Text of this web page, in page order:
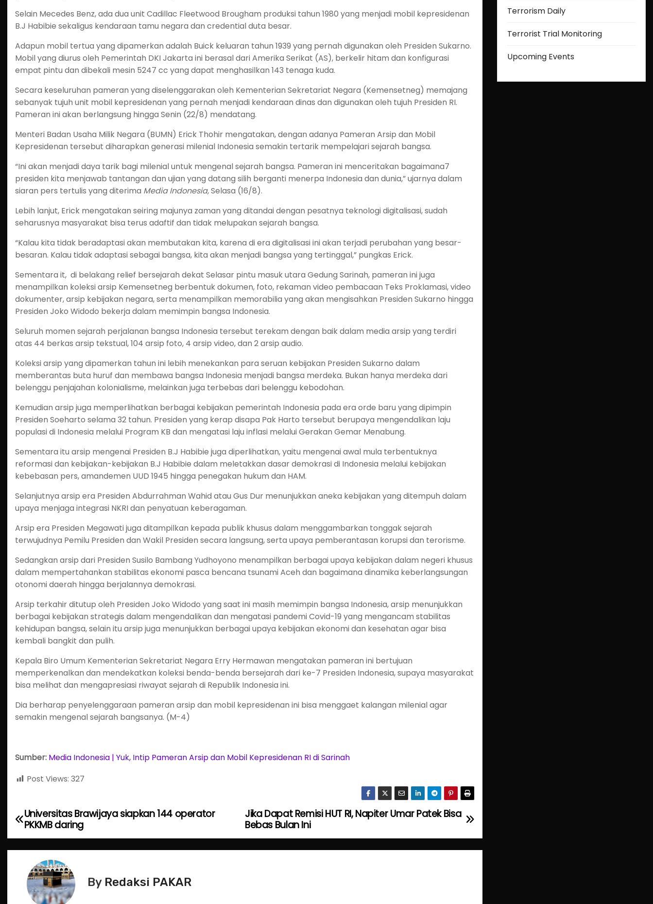
Selain Mecedes Benz, ada dua unit Cadillac Fleetwood Brougham produksi tahun 1980 yang menjadi mobil kepresidenan
B.J Habibie sekaligus kendaraan tamu negara dan credential duta besar.
Adapun mobil tertua yang dipamerkan adalah Buick keluaran tahun 1939 yang pernah digunakan oleh Presiden Sukarno.
Mobil yang diurus oleh Pemerintah DKI Jakarta ini berasal dari Amerika Serikat (AS), berkelir hitam dan konfigurasi
empat pintu dan dibekali mesin 5247 cc yang dapat menghasilkan 143 tenaga kuda.
Secara keseluruhan pameran yang diselenggarakan oleh Kementerian Sekretariat Negara (Kemensetneg) memajang
sebanyak tujuh unit mobil kepresidenan yang pernah menjadi kendaraan dinas dan digunakan oleh tujuh Presiden RI.
Pameran ini akan berlangsung hingga Senin (22/8) mendatang.
Menteri Badan Usaha Milik Negara (BUMN) Erick Thohir mengatakan, dengan adanya Pameran Arsip dan Mobil
Kepresidenan tersebut diharapkan generasi milenial Indonesia semakin tertarik mempelajari sejarah bangsa.
“Ini akan menjadi daya tarik bagi milenial untuk mengenal sejarah bangsa. Pameran ini menceritakan bagaimana7
presiden kita menjawab tantangan dan ujian yang datang silih berganti menerpa Indonesia dan dunia,” ujarnya dalam
siaran pers tertulis yang diterima Media Indonesia,Selasa (16/8).
Lebih lanjut, Erick mengatakan seiring majunya zaman yang ditandai dengan pesatnya teknologi digitalisasi, sudah
seharusnya masyarakat bisa terus adaftif dan tidak melupakan sejarah bangsa.
“Kalau kita tidak beradaptasi akan membutakan kita, karena di era digitalisasi ini akan terjadi perubahan yang besar-
besaran. Kalau tidak adaptasi sebagai bangsa, kita akan menjadi bangsa yang tertinggal,” pungkas Erick.
Sementara it, di belakang relief bersejarah dekat Selasar pintu masuk utara Gedung Sarinah, pameran ini juga
menampilkan koleksi arsip Kemensetneg berbentuk dokumen, foto, rekaman video pembacaan Teks Proklamasi, video
dokumenter, arsip kebijakan negara, serta menampilkan memorabilia yang akan mengisahkan Presiden Sukarno hingga
Presiden Joko Widodo bekerja dalam memimpin bangsa Indonesia.
Seluruh momen sejarah perjalanan bangsa Indonesia tersebut terekam dengan baik dalam media arsip yang terdiri
atas 44 berkas arsip tekstual, 104 arsip foto, 4 arsip video, dan 2 arsip audio.
Koleksi arsip yang dipamerkan tahun ini lebih menekankan para seruan kebijakan Presiden Sukarno dalam
memberantas buta huruf dan membawa bangsa Indonesia menjadi bangsa merdeka. Bukan hanya merdeka dari
belenggu penjajahan kolonialisme, melainkan juga terbebas dari belenggu kebodohan.
Kemudian arsip juga memperlihatkan berbagai kebijakan pemerintah Indonesia pada era orde baru yang dipimpin
Presiden Soeharto selama 32 tahun. Presiden yang kerap disapa Pak Harto tersebut berupaya mengendalikan laju
populasi di Indonesia melalui Program KB dan mengatasi laju inflasi melalui Gerakan Gemar Menabung.
Sementara itu arsip mengenai Presiden B.J Habibie juga diperlihatkan, yaitu mengenai awal mula terbentuknya
reformasi dan kebijakan-kebijakan B.J Habibie dalam meletakkan dasar demokrasi di Indonesia melalui kebijakan
kebebasan pers, amandemen UUD 1945 hingga penegakan hukum dan HAM.
Selanjutnya arsip era Presiden Abdurrahman Wahid atau Gus Dur menunjukkan aneka kebijakan yang ditempuh dalam
upaya menjaga integrasi NKRI dan penyatuan keberagaman.
Arsip era Presiden Megawati juga ditampilkan kepada publik khusus dalam menggambarkan tonggak sejarah
terwujudnya Pemilu Presiden dan Wakil Presiden secara langsung, serta upaya pemberantasan korupsi dan terorisme.
Sedangkan arsip dari Presiden Susilo Bambang Yudhoyono menampilkan berbagai upaya kebijakan dalam negeri khusus
dalam mempertahankan stabilitas ekonomi pasca bencana tsunami Aceh dan bagaimana dinamika keberlangsungan
otonomi daerah hingga berjalannya demokrasi.
Arsip terkahir ditutup oleh Presiden Joko Widodo yang saat ini masih memimpin bangsa Indonesia, arsip menunjukkan
berbagai kebijakan strategis dalam mengendalikan dan mengatasi pandemi Covid-19 yang mengancam stabilitas
kehidupan bangsa, selain itu arsip juga menunjukkan berbagai upaya kebijakan ekonomi dan kesehatan agar bisa
kembali bangkit dan pulih.
Kepala Biro Umum Kementerian Sekretariat Negara Erry Hermawan mengatakan pameran ini bertujuan
memperkenalkan dan mendekatkan koleksi benda-benda bersejarah dari ke-7 Presiden Indonesia, supaya masyarakat
bisa melihat dan mengapresiasi riwayat sejarah di Republik Indonesia ini.
Dia berharap penyelenggaraan pameran arsip dan mobil kepresidenan ini bisa menggaet kalangan milenial agar
semakin mengenal sejarah bangsanya. (M-4)
Sumber: Media Indonesia | Yuk, Intip Pameran Arsip dan Mobil Kepresidenan RI di Sarinah
Post Views: 327
P
o
Jika Dapat Remisi HUT RI, Napiter Umar Patek Bisa
Bebas Bulan Ini
Universitas Brawijaya siapkan 144 operator
PKKMB daring
By Redaksi PAKAR
Terrorism Daily
Terrorist Trial Monitoring
Upcoming Events